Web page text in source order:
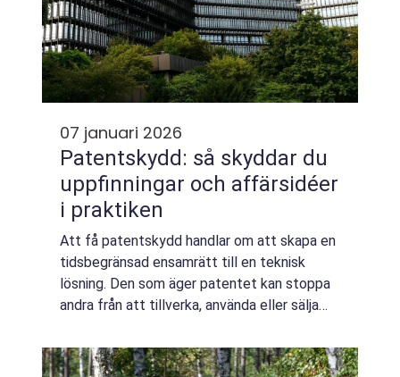
07 januari 2026
Patentskydd: så skyddar du
uppfinningar och affärsidéer
i praktiken
Att få patentskydd handlar om att skapa en
tidsbegränsad ensamrätt till en teknisk
lösning. Den som äger patentet kan stoppa
andra från att tillverka, använda eller sälja